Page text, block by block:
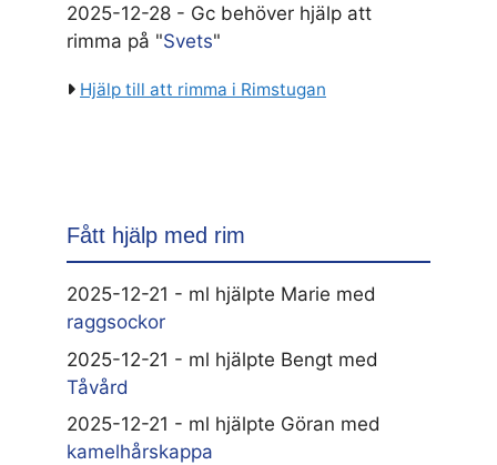
2025-12-28 - Gc behöver hjälp att
rimma på "Svets"
Hjälp till att rimma i Rimstugan
Fått hjälp med rim
2025-12-21 - ml hjälpte Marie med
raggsockor
2025-12-21 - ml hjälpte Bengt med
Tåvård
2025-12-21 - ml hjälpte Göran med
kamelhårskappa